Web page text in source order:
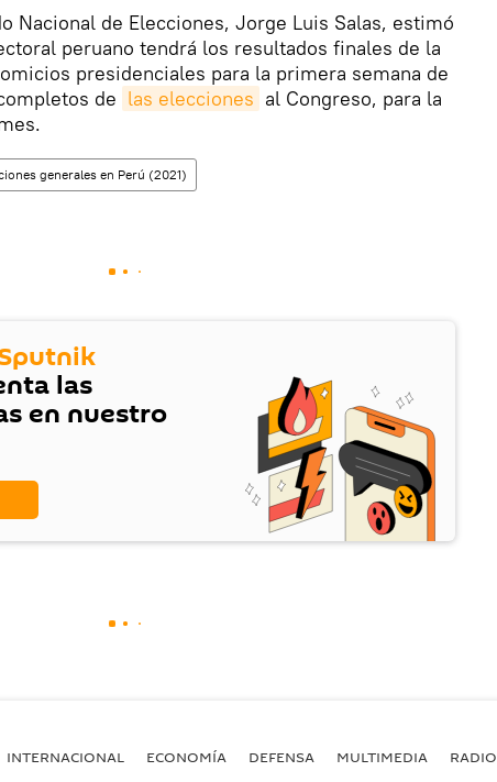
Nacional de Elecciones, Jorge Luis Salas, estimó
peruano tendrá los resultados finales de la
presidenciales para la primera semana de
de las elecciones al Congreso, para la
generales en Perú (2021)
las
en nuestro
INTERNACIONAL ECONOMÍA DEFENSA MULTIMEDIA RADIO